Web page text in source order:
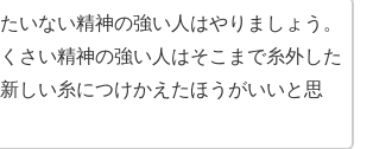
いない精神の強い人はやりましょう。
さい精神の強い人はそこまで糸外した
しい糸につけかえたほうがいいと思